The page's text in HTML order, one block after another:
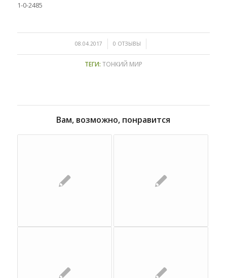
1-0-2485
08.04.2017
/ 0 ОТЗЫВЫ
/
ТЕГИ: ТОНКИЙ МИР
Вам, возможно, понравится